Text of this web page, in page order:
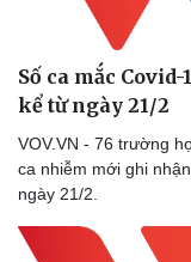
Số ca mắc
kể từ ngày 21/2
VOV.VN - 76 trường
ca nhiễm mới ghi
ngày 21/2.